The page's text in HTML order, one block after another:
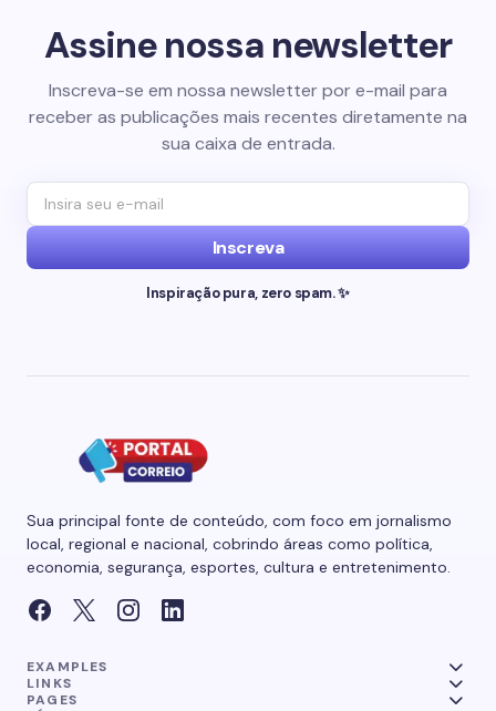
Assine nossa newsletter
Inscreva-se em nossa newsletter por e-mail para
receber as publicações mais recentes diretamente na
sua caixa de entrada.
Inscreva
Inspiração pura, zero spam. ✨
Sua principal fonte de conteúdo, com foco em jornalismo
local, regional e nacional, cobrindo áreas como política,
economia, segurança, esportes, cultura e entretenimento.
EXAMPLES
LINKS
PAGES